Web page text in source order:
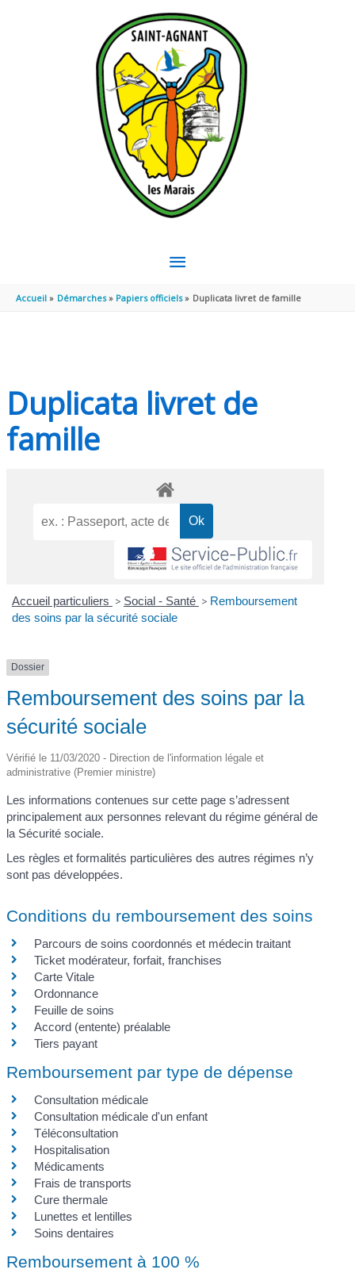
MENU
PRINCIPAL
Accueil Démarches Papiers officiels Duplicata livret de famille
Duplicata livret de
famille
Accueil particuliers > Social - Santé > Remboursement
des soins par la sécurité sociale
Dossier
Remboursement des soins par la
sécurité sociale
Vérifié le 11/03/2020 - Direction de l'information légale et
administrative (Premier ministre)
Les informations contenues sur cette page s’adressent
principalement aux personnes relevant du régime général de
la Sécurité sociale.
Les règles et formalités particulières des autres régimes n’y
sont pas développées.
Conditions du remboursement des soins
Parcours de soins coordonnés et médecin traitant
Ticket modérateur, forfait, franchises
Carte Vitale
Ordonnance
Feuille de soins
Accord (entente) préalable
Tiers payant
Remboursement par type de dépense
Consultation médicale
Consultation médicale d'un enfant
Téléconsultation
Hospitalisation
Médicaments
Frais de transports
Cure thermale
Lunettes et lentilles
Soins dentaires
Remboursement à 100 %